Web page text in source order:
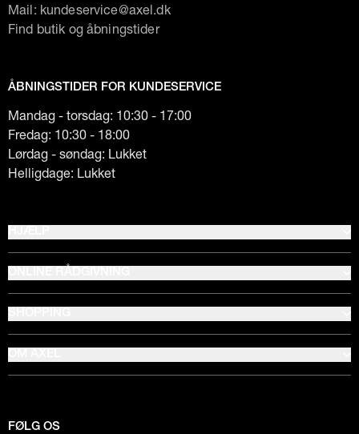
Mail: kundeservice@axel.dk
Find butik og åbningstider
ÅBNINGSTIDER FOR KUNDESERVICE
Mandag - torsdag: 10:30 - 17:00
Fredag: 10:30 - 18:00
Lørdag - søndag: Lukket
Helligdage: Lukket
FØLG OS